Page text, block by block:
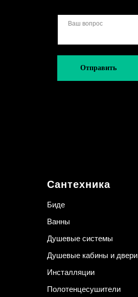
Отправить
Сантехника
Биде
Ванны
Душевые системы
Душевые кабины и двери
Инсталляции
Полотенцесушители